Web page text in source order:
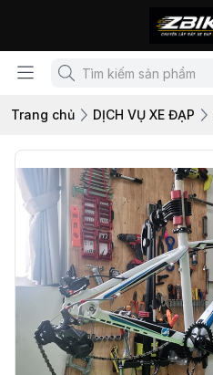
Trang chủ DỊCH VỤ XE ĐẠP